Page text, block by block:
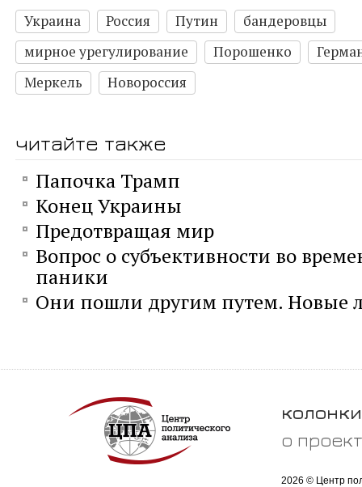
Украина Россия Путин
бандеровцы
мирное урегулирование
Порошенко
Меркель
Новороссия
читайте также
Папочка Трамп
Конец Украины
Предотвращая мир
Вопрос о субъективности во
паники
Они пошли другим путем. Новые
колонки
о
2026 © Центр